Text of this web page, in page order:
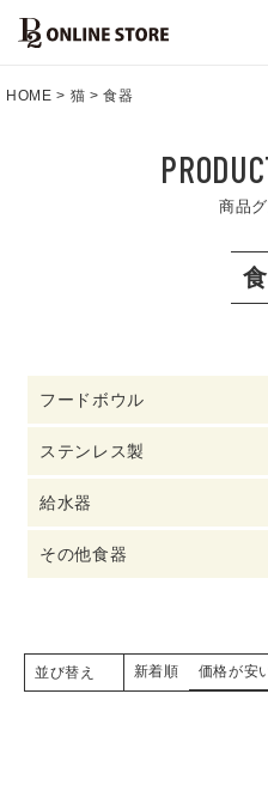
HOME 猫 食器
商品
フードボウル
ステンレス製
給水器
その他食器
並び替え 新着順 価格が安